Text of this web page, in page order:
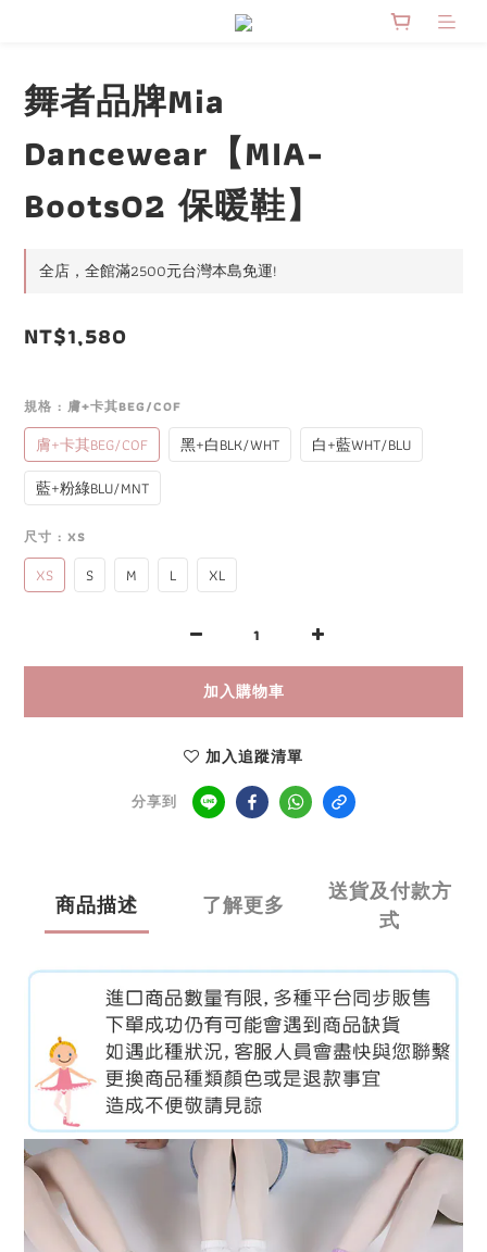
舞者品牌Mia
Dancewear【MIA-
Boots02 保暖鞋】
全店，全館滿2500元台灣本島免運!
NT$1,580
規格 : 膚+卡其BEG/COF
膚+卡其BEG/COF 黑+白BLK/WHT
白+藍WHT/BLU
藍+粉綠BLU/MNT
尺寸 : XS
XS S M L XL
加入購物車
加入追蹤清單
分享到
商品描述 了解更多
送貨及付款方
式